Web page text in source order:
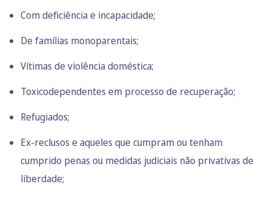
Com deficiência e incapacidade;
De famílias monoparentais;
Vítimas de violência doméstica;
Toxicodependentes em processo de recuperação;
Refugiados;
Ex-reclusos e aqueles que cumpram ou tenham
cumprido penas ou medidas judiciais não privativas de
liberdade;